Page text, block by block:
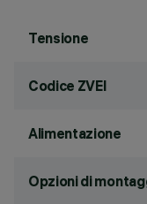
Tensione
Codice ZVEI
Alimentazione
Opzioni di